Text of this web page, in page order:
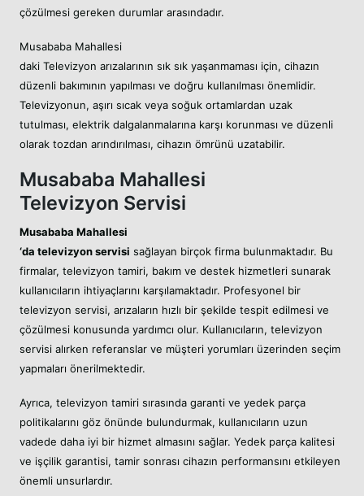
çözülmesi gereken durumlar arasındadır.
Musababa Mahallesi
daki Televizyon arızalarının sık sık yaşanmaması için, cihazın
düzenli bakımının yapılması ve doğru kullanılması önemlidir.
Televizyonun, aşırı sıcak veya soğuk ortamlardan uzak
tutulması, elektrik dalgalanmalarına karşı korunması ve düzenli
olarak tozdan arındırılması, cihazın ömrünü uzatabilir.
Musababa Mahallesi
Televizyon Servisi
Musababa Mahallesi
‘da televizyon servisi sağlayan birçok firma bulunmaktadır. Bu
firmalar, televizyon tamiri, bakım ve destek hizmetleri sunarak
kullanıcıların ihtiyaçlarını karşılamaktadır. Profesyonel bir
televizyon servisi, arızaların hızlı bir şekilde tespit edilmesi ve
çözülmesi konusunda yardımcı olur. Kullanıcıların, televizyon
servisi alırken referanslar ve müşteri yorumları üzerinden seçim
yapmaları önerilmektedir.
Ayrıca, televizyon tamiri sırasında garanti ve yedek parça
politikalarını göz önünde bulundurmak, kullanıcıların uzun
vadede daha iyi bir hizmet almasını sağlar. Yedek parça kalitesi
ve işçilik garantisi, tamir sonrası cihazın performansını etkileyen
önemli unsurlardır.